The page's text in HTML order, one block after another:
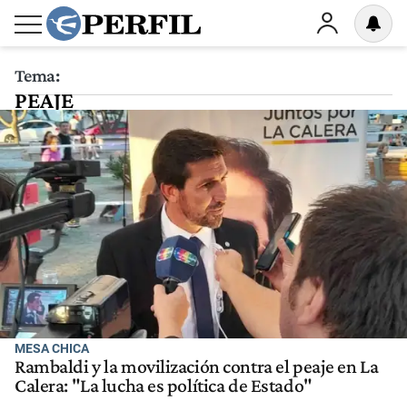
Tema:
PEAJE
MESA CHICA
Rambaldi y la movilización contra el peaje en La
Calera: "La lucha es política de Estado"